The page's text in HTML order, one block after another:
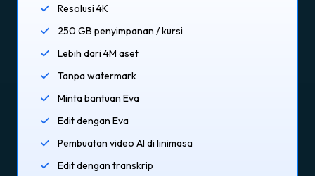
Resolusi 4K
250 GB penyimpanan / kursi
Lebih dari 4M aset
Tanpa watermark
Minta bantuan Eva
Edit dengan Eva
Pembuatan video AI di linimasa
Edit dengan transkrip